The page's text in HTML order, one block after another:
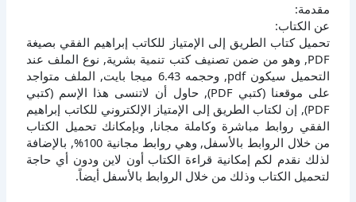
مقدمة:
عن الكتاب:
تحميل كتاب الطريق إلى الإمتياز للكاتب إبراهيم الفقي بصيغة
PDF, وهو من ضمن تصنيف كتب تنمية بشرية, نوع الملف عند
التحميل سيكون pdf, وحجمه 6.43 ميجا بايت, الملف متواجد
على موقعنا (كتبي PDF), حاول أن لاتنسى هذا الإسم (كتبي
PDF), إن لكتاب الطريق إلى الإمتياز الإلكتروني للكاتب إبراهيم
الفقي روابط مباشرة وكاملة مجانا, وبإمكانك تحميل الكتاب
من خلال الروابط بالأسفل, وهي روابط مجانية 100%, بالإضافة
لذلك نقدم لكم إمكانية قراءة الكتاب أون لاين ودون أي حاجة
لتحميل الكتاب وذلك من خلال الروابط بالأسفل أيضاً.